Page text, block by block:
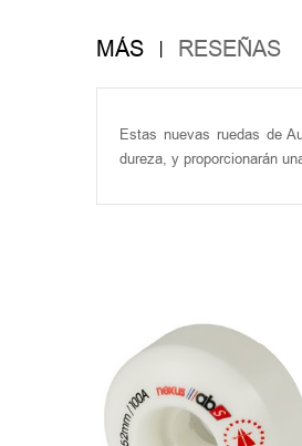
MÁS RESEÑAS
Estas nuevas ruedas de
dureza, y proporcionarán